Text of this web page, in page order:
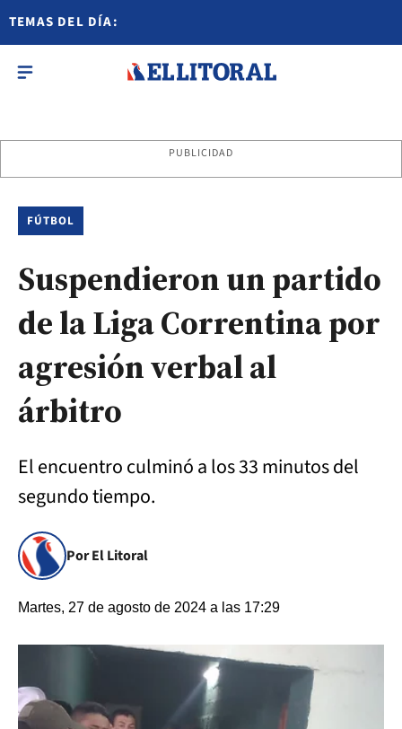
TEMAS DEL DÍA:
PUBLICIDAD
FÚTBOL
Suspendieron un partido
de la Liga Correntina por
agresión verbal al
árbitro
El encuentro culminó a los 33 minutos del
segundo tiempo.
Por El Litoral
Martes, 27 de agosto de 2024 a las 17:29